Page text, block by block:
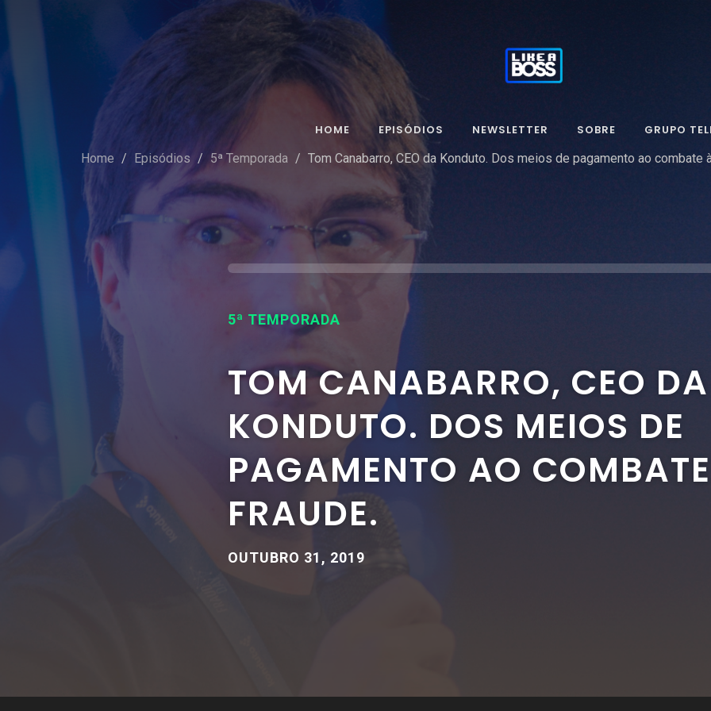
HOME EPISÓDIOS NEWSLETTER SOBRE
GRUPO
Home
Episódios 5ª Temporada Tom Canabarro, CEO da Konduto. Dos meios de pagamento ao combate
5ª TEMPORADA
TOM CANABARRO, CEO DA
KONDUTO. DOS MEIOS DE
PAGAMENTO AO
FRAUDE.
OUTUBRO 31, 2019